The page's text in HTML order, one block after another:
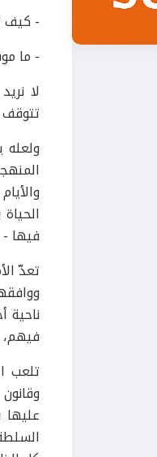
- كيف
- ما
لا
تتوقف
فيها
تعدّ
تلعب